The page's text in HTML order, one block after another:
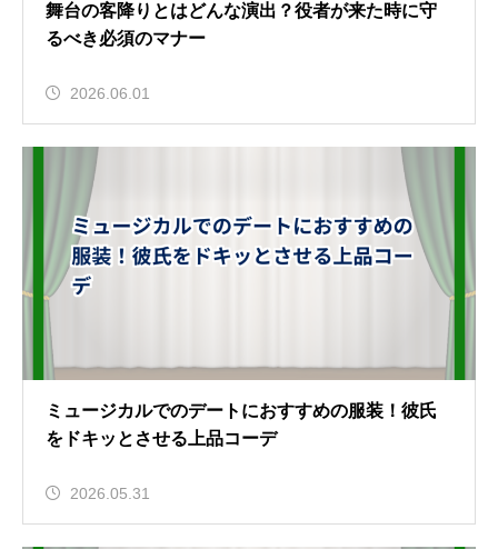
舞台の客降りとはどんな演出？役者が来た時に守
るべき必須のマナー
2026.06.01
ミュージカルでのデートにおすすめの服装！彼氏
をドキッとさせる上品コーデ
2026.05.31